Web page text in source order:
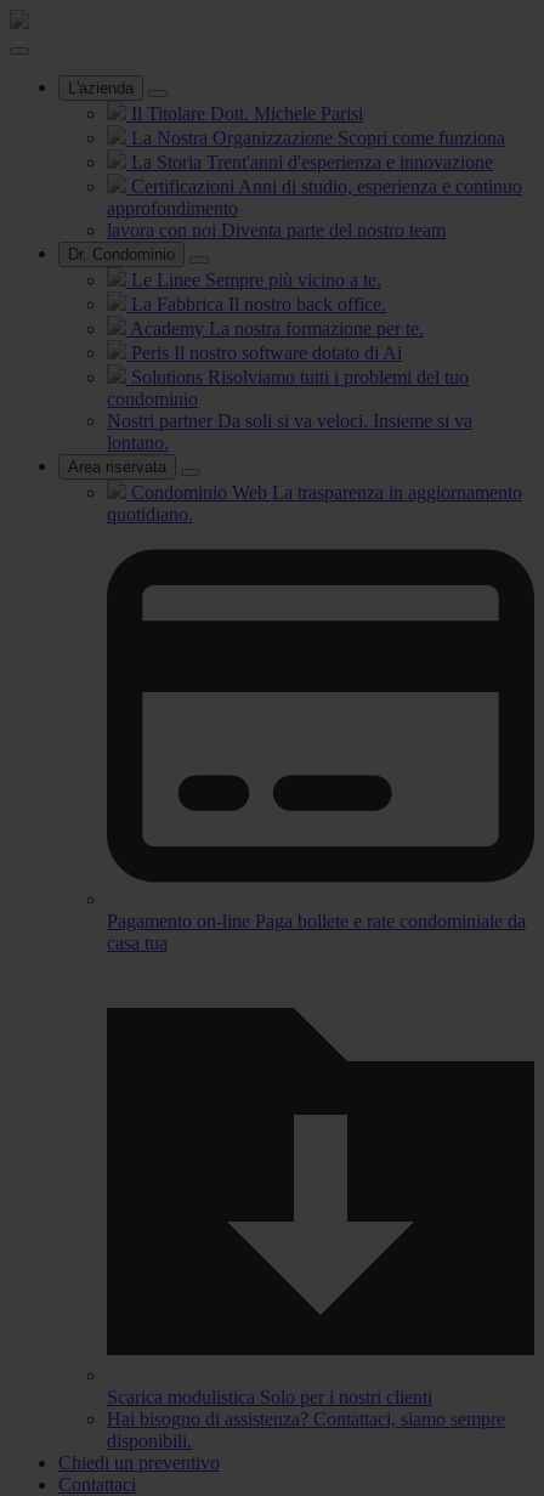
L'azienda
Il Titolare Dott. Michele Parisi
La Nostra Organizzazione Scopri come funziona
La Storia Trent'anni d'esperienza e innovazione
Certificazioni Anni di studio, esperienza e continuo
approfondimento
lavora con noi Diventa parte del nostro team
Dr. Condominio
Le Linee Sempre più vicino a te.
La Fabbrica Il nostro back office.
Academy La nostra formazione per te.
Peris Il nostro software dotato di Ai
Solutions Risolviamo tutti i problemi del tuo
condominio
Nostri partner Da soli si va veloci. Insieme si va
lontano.
Area riservata
Condominio Web La trasparenza in aggiornamento
quotidiano.
Pagamento on-line Paga bollete e rate condominiale da
casa tua
Scarica modulistica Solo per i nostri clienti
Hai bisogno di assistenza? Contattaci, siamo sempre
disponibili.
Chiedi un preventivo
Contattaci